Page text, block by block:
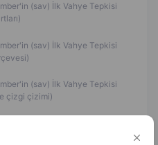
(sav) İlk Vahye Tepkisi
(sav) İlk Vahye Tepkisi
(sav) İlk Vahye Tepkisi
çizgi çizimi)